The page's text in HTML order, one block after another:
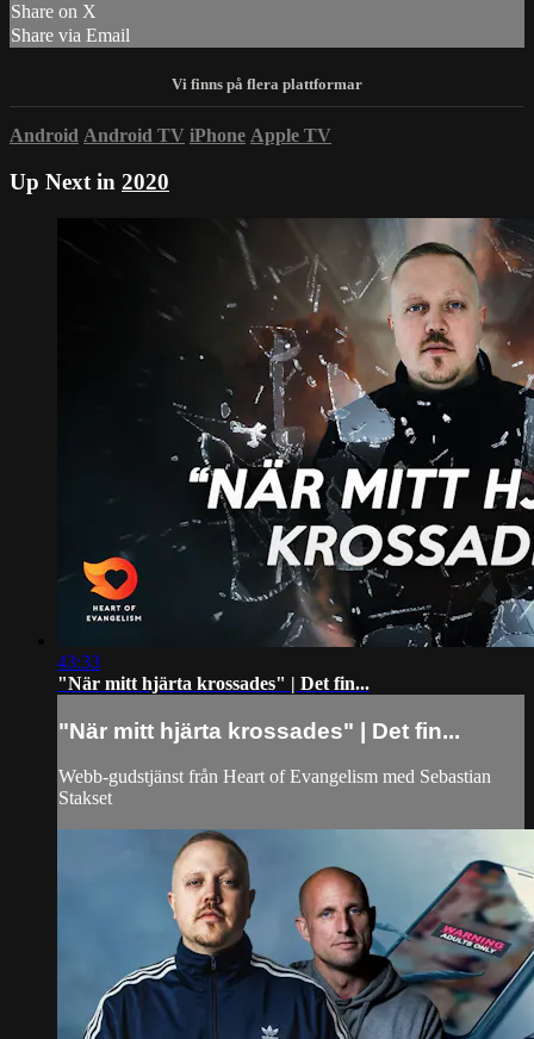
Share on X
Share via Email
Android Android TV iPhone Apple TV
Up Next in 2020
43:33
"När mitt hjärta krossades" | Det fin...
"När mitt hjärta krossades" | Det fin...
Webb-gudstjänst från Heart of Evangelism med Sebastian
Stakset